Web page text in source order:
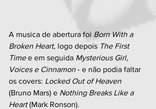
A musica de abertura foi Born With a
Broken Heart, logo depois The First
Time e em seguida Mysterious Girl,
Voices e Cinnamon - e não podia faltar
os covers: Locked Out of Heaven
(Bruno Mars) e Nothing Breaks Like a
Heart (Mark Ronson).